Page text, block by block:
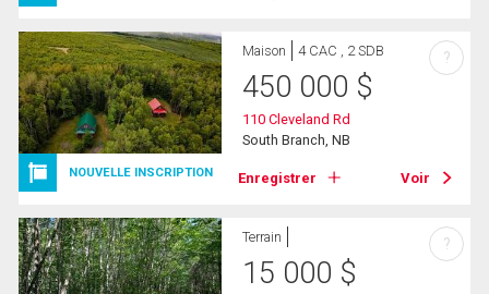
NOUVELLE INSCRIPTION
Maison 4 CAC , 2 SDB
450 000 $
110 Cleveland Rd
South Branch, NB
Enregistrer Voir
?
Terrain
15 000 $
?